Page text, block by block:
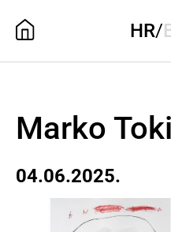
HR/
Marko
04.06.2025.